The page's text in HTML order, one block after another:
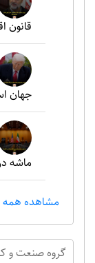
قانون
جهان
ماشه
مشاهده همه
گروه صنعت و